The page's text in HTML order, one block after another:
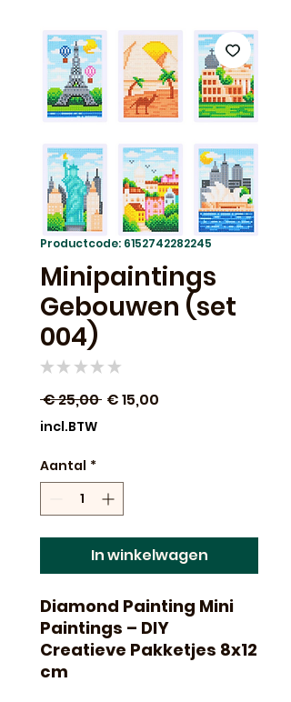
Productcode: 6152742282245
Minipaintings
Gebouwen (set
004)
★ ★ ★ ★ ★
€ 25,00 Normale
€ 15,00
incl.BTW
Aantal *
In winkelwagen
Diamond Painting Mini
Paintings – DIY
Creatieve Pakketjes 8x12
cm